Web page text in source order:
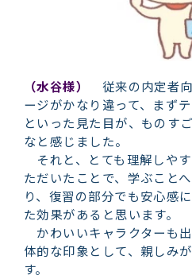
（水谷様）
従来の内定者
ージがかなり違って、まず
といった見た目が、ものす
なと感じました。
それと、とても理解しや
ただいたことで、学ぶこと
り、復習の部分でも安心感
た効果があると思います。
かわいいキャラクターも
体的な印象として、親しみ
す。